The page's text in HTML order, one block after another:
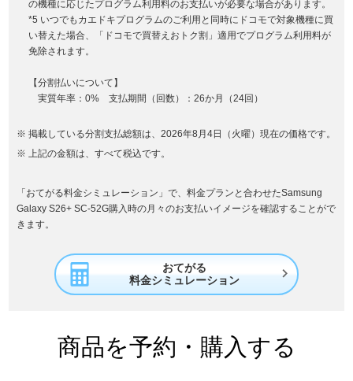
の機種に応じたプログラム利用料のお支払いが必要な場合があります。
*5 いつでもカエドキプログラムのご利用と同時にドコモで対象機種に買
い替えた場合、「ドコモで買替えおトク割」適用でプログラム利用料が
免除されます。
【分割払いについて】
実質年率：0% 支払期間（回数）：26か月（24回）
掲載している分割支払総額は、2026年8月4日（火曜）現在の価格です。
上記の金額は、すべて税込です。
「おてがる料金シミュレーション」で、料金プランと合わせたSamsung
Galaxy S26+ SC-52G購入時の月々のお支払いイメージを確認することがで
きます。
おてがる
料金シミュレーション

商品を予約・購入する